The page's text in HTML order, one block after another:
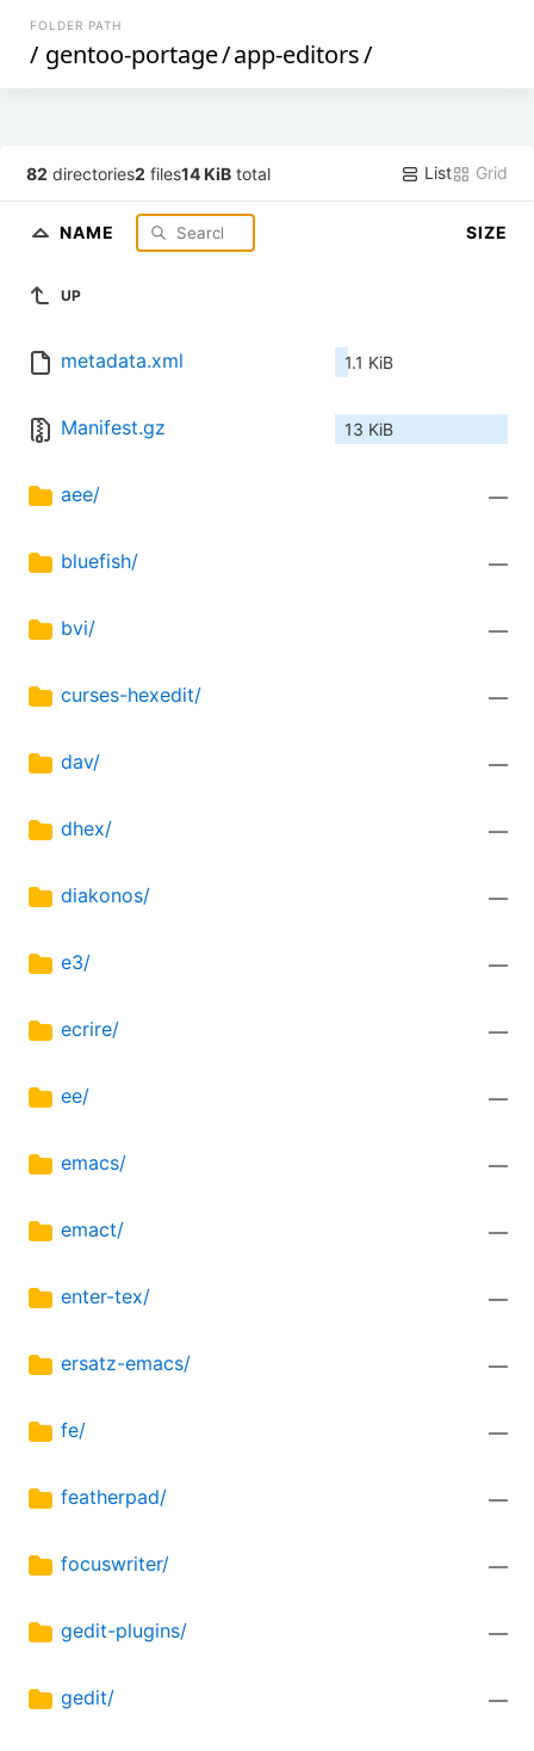
FOLDER PATH
/ gentoo-portage/app-editors/
82 directories2 files14 KiB total List Grid
NAME SIZE
UP
metadata.xml 1.1 KiB
Manifest.gz 13 KiB
aee/ —
bluefish/ —
bvi/ —
curses-hexedit/ —
dav/ —
dhex/ —
diakonos/ —
e3/ —
ecrire/ —
ee/ —
emacs/ —
emact/ —
enter-tex/ —
ersatz-emacs/ —
fe/ —
featherpad/ —
focuswriter/ —
gedit-plugins/ —
gedit/ —